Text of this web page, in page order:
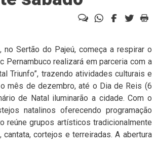
Sertão do Pajeú, começa a respirar o
Pernambuco realizará em parceria com a
Triunfo”, trazendo atividades culturais e
mês de dezembro, até o Dia de Reis (6
de Natal iluminarão a cidade. Com o
natalinos oferecendo programação
reúne grupos artísticos tradicionalmente
cortejos e terreiradas. A abertura